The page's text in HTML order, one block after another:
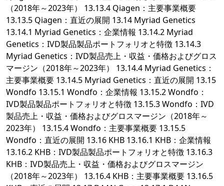
（2018年～2023年） 13.13.4 Qiagen：主要事業概要
13.13.5 Qiagen：直近の展開 13.14 Myriad Genetics
13.14.1 Myriad Genetics：企業情報 13.14.2 Myriad
Genetics：IVD製品製品ポートフォリオと特徴 13.14.3
Myriad Genetics：IVD製品売上・収益・価格およびグロス
マージン（2018年～2023年） 13.14.4 Myriad Genetics：
主要事業概要 13.14.5 Myriad Genetics：直近の展開 13.15
Wondfo 13.15.1 Wondfo：企業情報 13.15.2 Wondfo：
IVD製品製品ポートフォリオと特徴 13.15.3 Wondfo：IVD
製品売上・収益・価格およびグロスマージン（2018年～
2023年） 13.15.4 Wondfo：主要事業概要 13.15.5
Wondfo：直近の展開 13.16 KHB 13.16.1 KHB：企業情報
13.16.2 KHB：IVD製品製品ポートフォリオと特徴 13.16.3
KHB：IVD製品売上・収益・価格およびグロスマージン
（2018年～2023年） 13.16.4 KHB：主要事業概要 13.16.5